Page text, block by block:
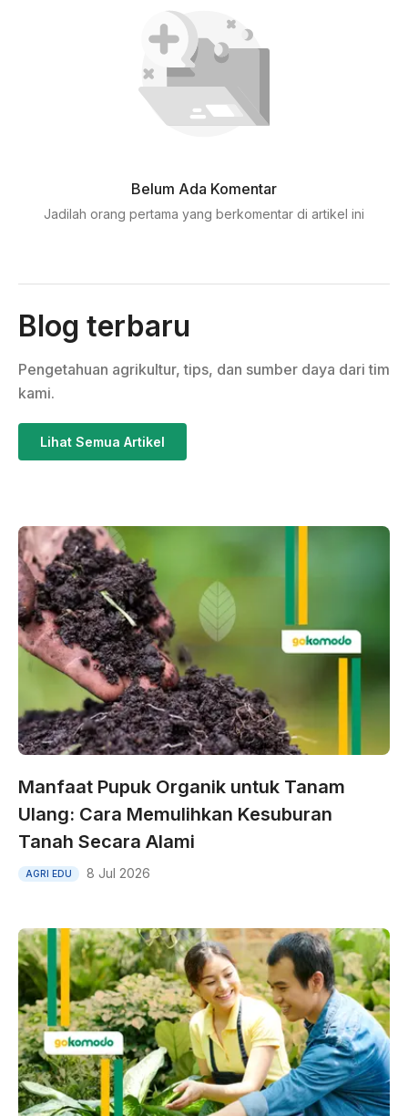
Belum Ada Komentar
Jadilah orang pertama yang berkomentar di artikel ini
Blog terbaru
Pengetahuan agrikultur, tips, dan sumber daya dari tim
kami.
Lihat Semua Artikel
Manfaat Pupuk Organik untuk Tanam
Ulang: Cara Memulihkan Kesuburan
Tanah Secara Alami
AGRI EDU 8 Jul 2026